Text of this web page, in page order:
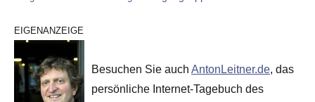
EIGENANZEIGE
Besuchen Sie auch AntonLeitner.de, das
persönliche Internet-Tagebuch des